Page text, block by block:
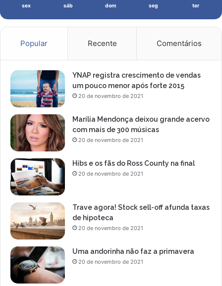
l
o
sex sáb dom seg ter
Popular Recente Comentários
YNAP registra crescimento de vendas
um pouco menor após forte 2015
20 de novembro de 2021
Marília Mendonça deixou grande acervo
com mais de 300 músicas
20 de novembro de 2021
Hibs e os fãs do Ross County na final
20 de novembro de 2021
Trave agora! Stock sell-off afunda taxas
de hipoteca
20 de novembro de 2021
Uma andorinha não faz a primavera
20 de novembro de 2021